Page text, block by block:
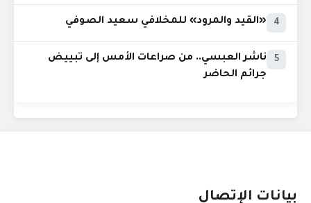
4 «القيد والمرود» للمخلافي سعيد الصوفي
5
ناشر العبسي.. من صراعات الأمس إلى تبييض
جرائم الحاضر
بيانات الإتصال